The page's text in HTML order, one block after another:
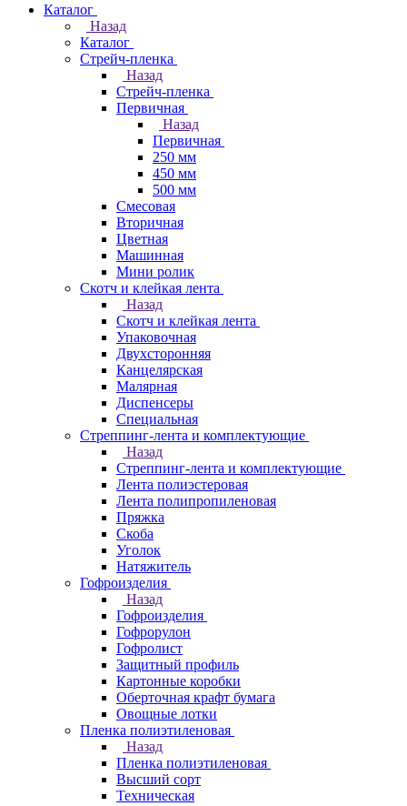
Каталог
Назад
Каталог
Стрейч-пленка
Назад
Стрейч-пленка
Первичная
Назад
Первичная
250 мм
450 мм
500 мм
Смесовая
Вторичная
Цветная
Машинная
Мини ролик
Скотч и клейкая лента
Назад
Скотч и клейкая лента
Упаковочная
Двухсторонняя
Канцелярская
Малярная
Диспенсеры
Специальная
Стреппинг-лента и комплектующие
Назад
Стреппинг-лента и комплектующие
Лента полиэстеровая
Лента полипропиленовая
Пряжка
Скоба
Уголок
Натяжитель
Гофроизделия
Назад
Гофроизделия
Гофрорулон
Гофролист
Защитный профиль
Картонные коробки
Оберточная крафт бумага
Овощные лотки
Пленка полиэтиленовая
Назад
Пленка полиэтиленовая
Высший сорт
Техническая